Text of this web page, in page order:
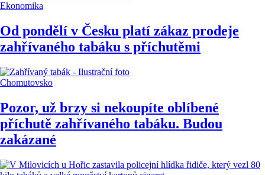
Ekonomika
Od pondělí v Česku platí zákaz prodeje
zahřívaného tabáku s příchutěmi
Chomutovsko
Pozor, už brzy si nekoupíte oblíbené
příchutě zahřívaného tabáku. Budou
zakázané